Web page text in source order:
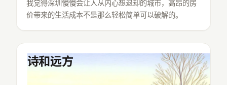
我觉得深圳慢慢会让人从内心想退却的城市，高昂的房
价带来的生活成本不是那么轻松简单可以破解的。
诗和远方